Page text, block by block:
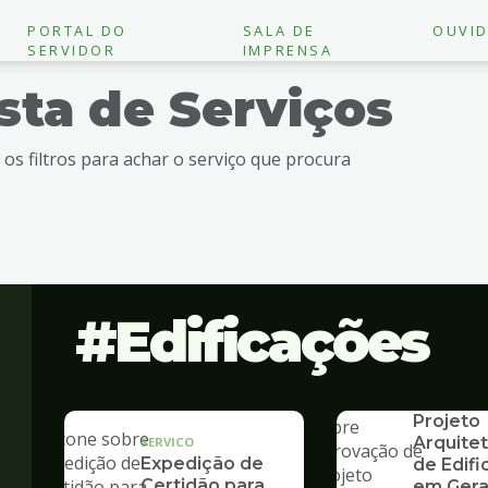
PORTAL DO
SERVIDOR
SALA DE
IMPRENSA
de Serviços
os filtros para achar o serviço que procura
Edificações
SERVICO
Expedição de
Projeto
de